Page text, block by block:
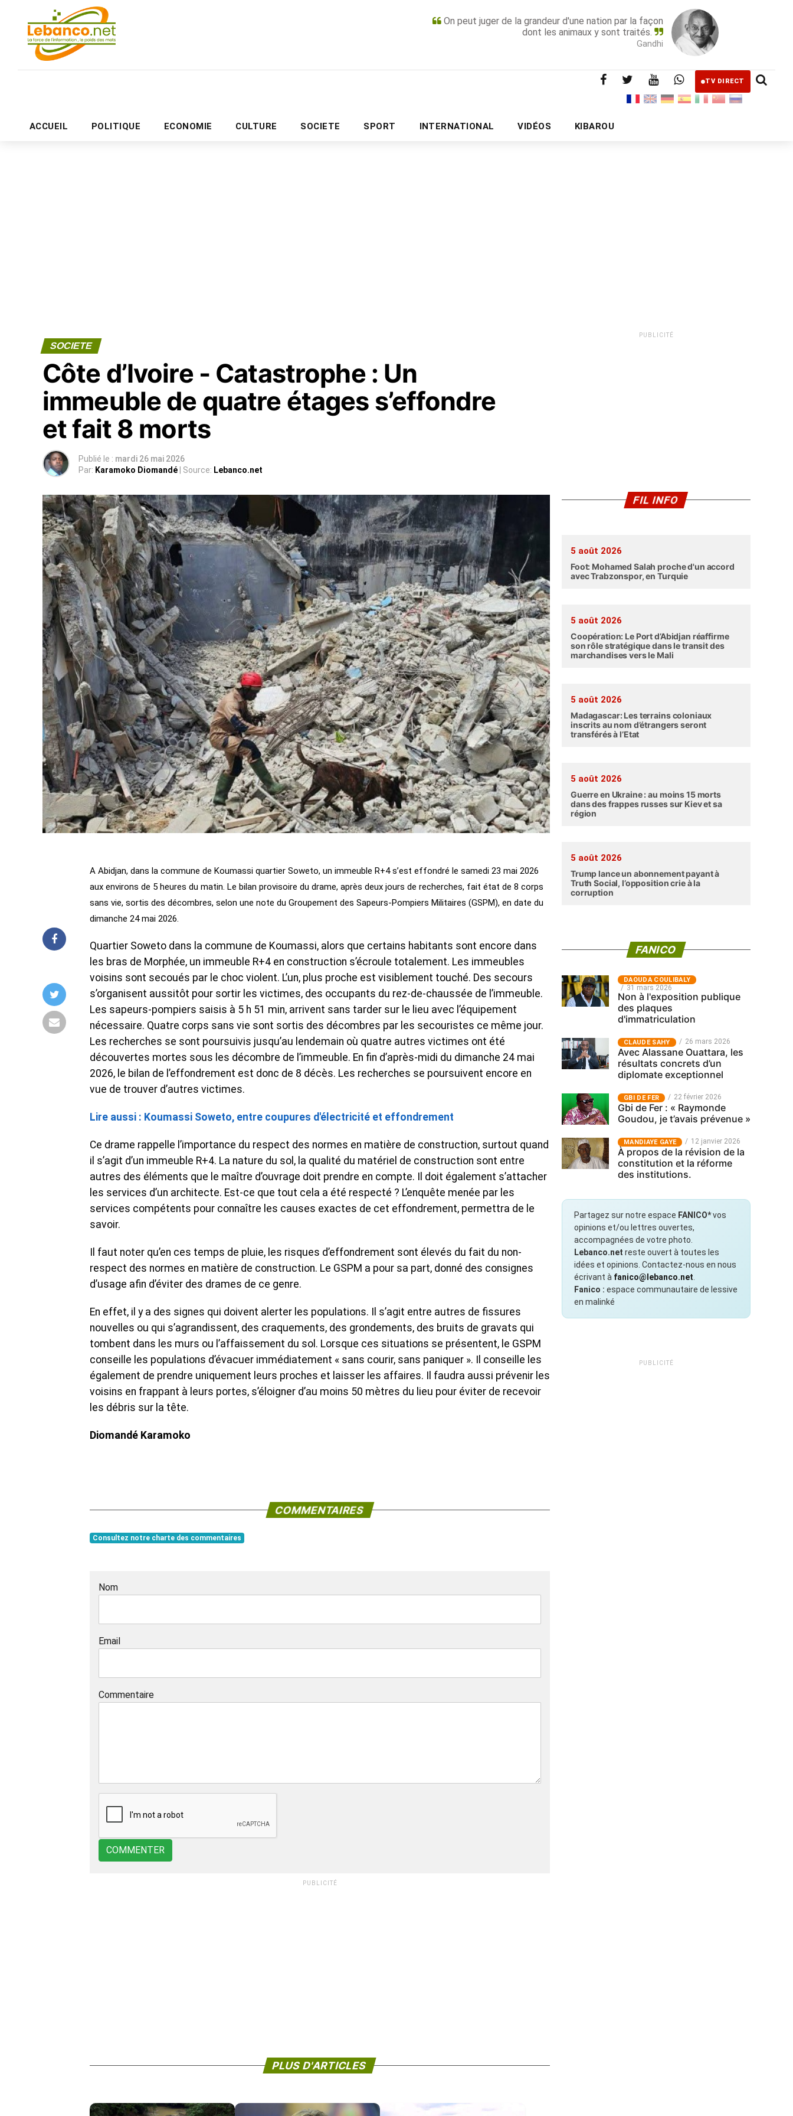
On peut juger de la grandeur d'une nation par la façon
dont les animaux y sont traités.
Gandhi
TV DIRECT
ACCUEIL POLITIQUE ECONOMIE CULTURE SOCIETE SPORT INTERNATIONAL VIDÉOS KIBAROU
PUBLICITÉ
SOCIETE
Côte d’Ivoire - Catastrophe : Un
immeuble de quatre étages s’effondre
et fait 8 morts
Publié le : mardi 26 mai 2026
Par: Karamoko Diomandé | Source: Lebanco.net
A Abidjan, dans la commune de Koumassi quartier Soweto, un immeuble R+4 s’est effondré le samedi 23 mai 2026
aux environs de 5 heures du matin. Le bilan provisoire du drame, après deux jours de recherches, fait état de 8 corps
sans vie, sortis des décombres, selon une note du Groupement des Sapeurs-Pompiers Militaires (GSPM), en date du
dimanche 24 mai 2026.
Quartier Soweto dans la commune de Koumassi, alors que certains habitants sont encore dans
les bras de Morphée, un immeuble R+4 en construction s’écroule totalement. Les immeubles
voisins sont secoués par le choc violent. L’un, plus proche est visiblement touché. Des secours
s’organisent aussitôt pour sortir les victimes, des occupants du rez-de-chaussée de l’immeuble.
Les sapeurs-pompiers saisis à 5 h 51 min, arrivent sans tarder sur le lieu avec l’équipement
nécessaire. Quatre corps sans vie sont sortis des décombres par les secouristes ce même jour.
Les recherches se sont poursuivis jusqu’au lendemain où quatre autres victimes ont été
découvertes mortes sous les décombre de l’immeuble. En fin d’après-midi du dimanche 24 mai
2026, le bilan de l’effondrement est donc de 8 décès. Les recherches se poursuivent encore en
vue de trouver d’autres victimes.
Lire aussi : Koumassi Soweto, entre coupures d'électricité et effondrement
Ce drame rappelle l’importance du respect des normes en matière de construction, surtout quand
il s’agit d’un immeuble R+4. La nature du sol, la qualité du matériel de construction sont entre
autres des éléments que le maître d’ouvrage doit prendre en compte. Il doit également s’attacher
les services d’un architecte. Est-ce que tout cela a été respecté ? L’enquête menée par les
services compétents pour connaître les causes exactes de cet effondrement, permettra de le
savoir.
Il faut noter qu’en ces temps de pluie, les risques d’effondrement sont élevés du fait du non-
respect des normes en matière de construction. Le GSPM a pour sa part, donné des consignes
d’usage afin d’éviter des drames de ce genre.
En effet, il y a des signes qui doivent alerter les populations. Il s’agit entre autres de fissures
nouvelles ou qui s’agrandissent, des craquements, des grondements, des bruits de gravats qui
tombent dans les murs ou l’affaissement du sol. Lorsque ces situations se présentent, le GSPM
conseille les populations d’évacuer immédiatement « sans courir, sans paniquer ». Il conseille les
également de prendre uniquement leurs proches et laisser les affaires. Il faudra aussi prévenir les
voisins en frappant à leurs portes, s’éloigner d’au moins 50 mètres du lieu pour éviter de recevoir
les débris sur la tête.
Diomandé Karamoko
COMMENTAIRES
Consultez notre charte des commentaires
Nom
Email
Commentaire
COMMENTER
PUBLICITÉ
PLUS D'ARTICLES
PUBLICITÉ
FIL INFO
5 août 2026
Foot: Mohamed Salah proche d'un accord
avec Trabzonspor, en Turquie
5 août 2026
Coopération: Le Port d’Abidjan réaffirme
son rôle stratégique dans le transit des
marchandises vers le Mali
5 août 2026
Madagascar: Les terrains coloniaux
inscrits au nom d’étrangers seront
transférés à l’Etat
5 août 2026
Guerre en Ukraine : au moins 15 morts
dans des frappes russes sur Kiev et sa
région
5 août 2026
Trump lance un abonnement payant à
Truth Social, l’opposition crie à la
corruption
FANICO
‎DAOUDA COULIBALY
31 mars 2026
Non à l'exposition publique
des plaques
d'immatriculation
CLAUDE SAHY 26 mars 2026
Avec Alassane Ouattara, les
résultats concrets d’un
diplomate exceptionnel
GBI DE FER 22 février 2026
Gbi de Fer : « Raymonde
Goudou, je t’avais prévenue »
MANDIAYE GAYE 12 janvier 2026
À propos de la révision de la
constitution et la réforme
des institutions.
Partagez sur notre espace FANICO*vos
opinions et/ou lettres ouvertes,
accompagnées de votre photo.
Lebanco.net reste ouvert à toutes les
idées et opinions. Contactez-nous en nous
écrivant à fanico@lebanco.net
Fanico : espace communautaire de lessive
en malinké
PUBLICITÉ